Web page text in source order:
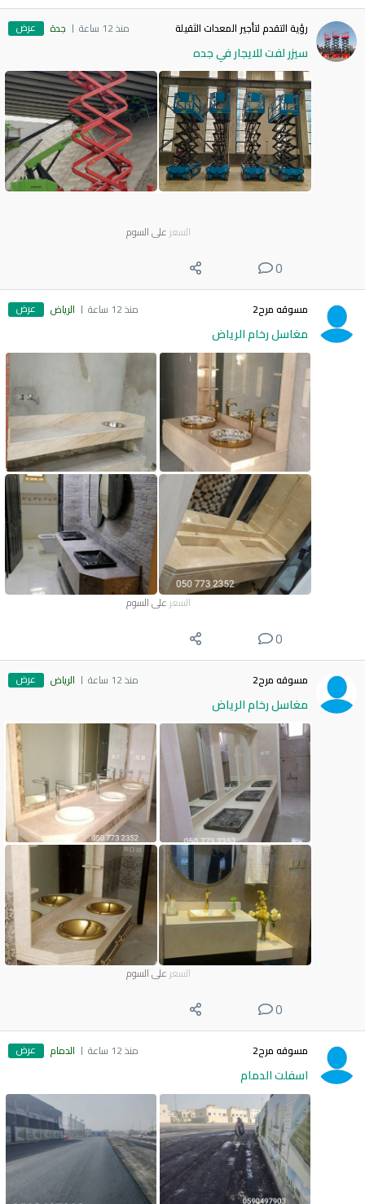
رؤية التقدم لتأجير المعدات الثقيلة منذ 12 ساعة جدة عرض
سيزر لفت للايجار في جده
السعر على السوم
0
مسوقه مرح2 منذ 12 ساعة الرياض عرض
مغاسل رخام الرياض
السعر على السوم
0
مسوقه مرح2 منذ 12 ساعة الرياض عرض
مغاسل رخام الرياض
السعر على السوم
0
مسوقه مرح2 منذ 12 ساعة الدمام عرض
اسفلت الدمام